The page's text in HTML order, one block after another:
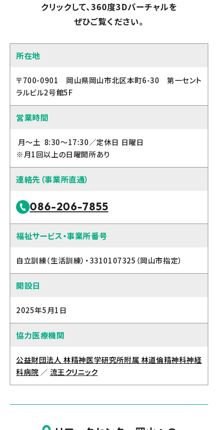
クリックして、360度3Dバーチャルを
ぜひご覧ください。
所在地
〒700-0901 岡山県岡山市北区本町6-30 第一セント
ラルビル2号館5F
営業時間
月～土 8:30～17:30／定休日 日曜日
※月1回以上の日曜開所あり
連絡先（事業所直通）
086-206-7855
福祉サービス・事業所番号
自立訓練（生活訓練）・3310107325（岡山市指定）
開設日
2025年5月1日
協力医療機関
公益財団法人 林精神医学研究所附属 林道倫精神科神経
科病院 ／ 流王クリニック